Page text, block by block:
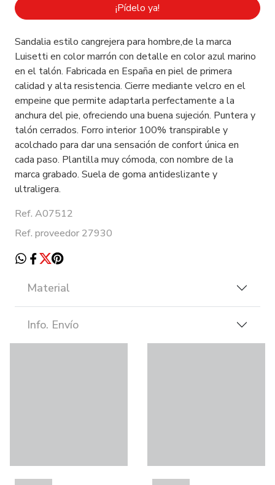
¡Pídelo ya!
Sandalia estilo cangrejera para hombre,de la marca
Luisetti en color marrón con detalle en color azul marino
en el talón. Fabricada en España en piel de primera
calidad y alta resistencia. Cierre mediante velcro en el
empeine que permite adaptarla perfectamente a la
anchura del pie, ofreciendo una buena sujeción. Puntera y
talón cerrados. Forro interior 100% transpirable y
acolchado para dar una sensación de confort única en
cada paso. Plantilla muy cómoda, con nombre de la
marca grabado. Suela de goma antideslizante y
ultraligera.
Ref. A07512
Ref. proveedor 27930
Material
Info. Envío